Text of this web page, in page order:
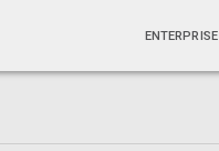
ENTERPRISE